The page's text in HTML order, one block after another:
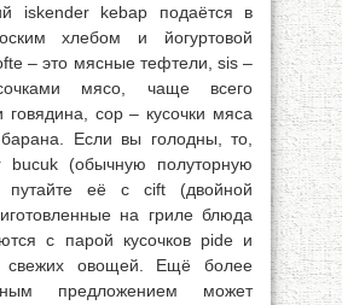
iskender kebap подаётся в
хлебом и йогуртовой
– это мясные тефтели, sis –
мясо, чаще всего
говядина, cop – кусочки мяса
Если вы голодны, то,
bucuk (обычную полуторную
её с cift (двойной
на гриле блюда
с парой кусочков pide и
свежих овощей. Ещё более
предложением может